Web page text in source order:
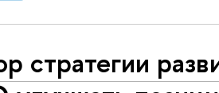
стратегии